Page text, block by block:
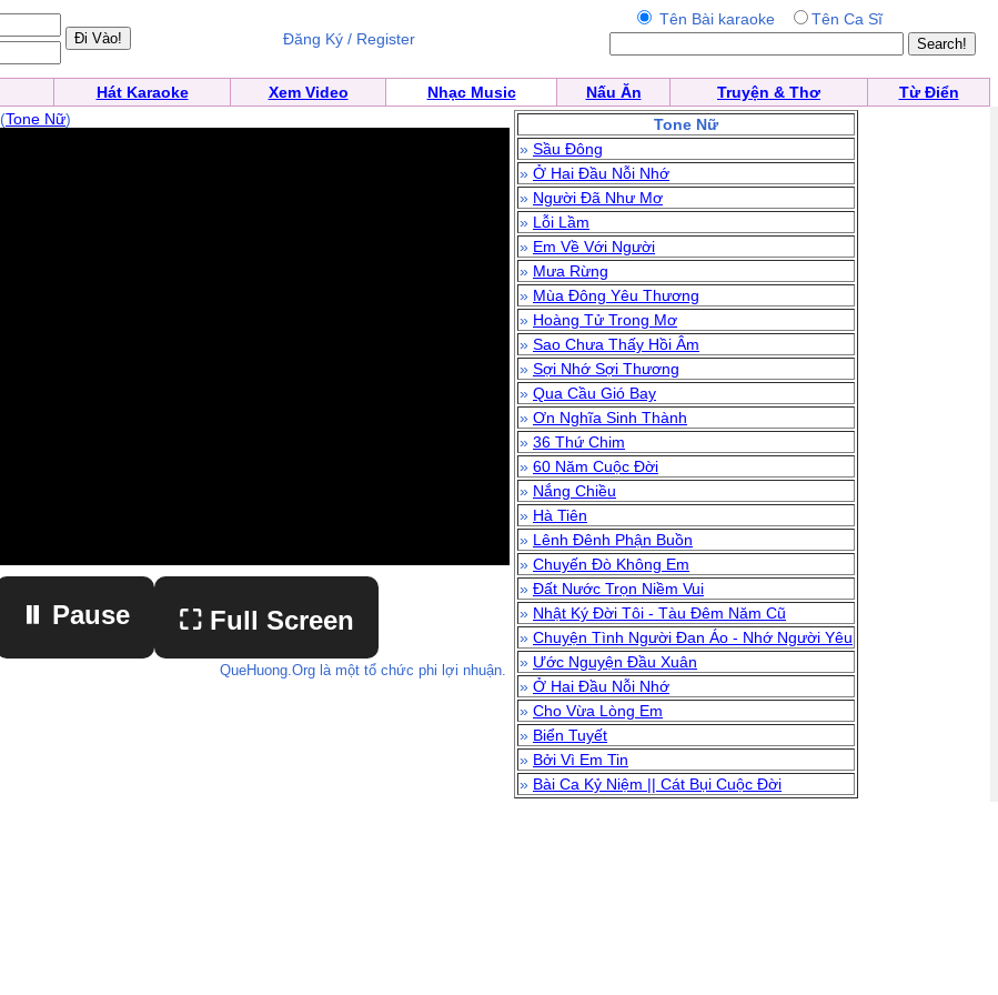
Đăng Ký / Register
Tên Bài karaoke Tên Ca Sĩ
Hát Karaoke Xem Video Nhạc Music Nấu Ăn Truyện & Thơ
Từ Điển
(Tone Nữ)
⏸ Pause ⛶ Full Screen
QueHuong.Org là một tổ chức phi lợi nhuận.
Tone Nữ
» Sầu Đông
» Ở Hai Đầu Nỗi Nhớ
» Người Đã Như Mơ
» Lỗi Lầm
» Em Về Với Người
» Mưa Rừng
» Mùa Đông Yêu Thương
» Hoàng Tử Trong Mơ
» Sao Chưa Thấy Hồi Âm
» Sợi Nhớ Sợi Thương
» Qua Cầu Gió Bay
» Ơn Nghĩa Sinh Thành
» 36 Thứ Chim
» 60 Năm Cuộc Đời
» Nắng Chiều
» Hà Tiên
» Lênh Đênh Phận Buồn
» Chuyến Đò Không Em
» Đất Nước Trọn Niềm Vui
» Nhật Ký Đời Tôi - Tàu Đêm Năm Cũ
» Chuyện Tình Người Đan Áo - Nhớ Người Yêu
» Ước Nguyện Đầu Xuân
» Ở Hai Đầu Nỗi Nhớ
» Cho Vừa Lòng Em
» Biển Tuyết
» Bởi Vì Em Tin
» Bài Ca Kỷ Niệm || Cát Bụi Cuộc Đời